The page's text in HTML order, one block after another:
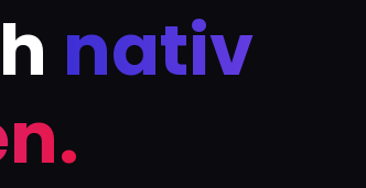
nativ